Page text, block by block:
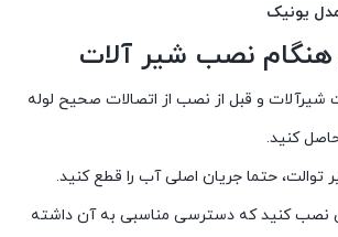
یونیک
نصب شیر آلات
شیرآلات و قبل از نصب از اتصالات صحیح لوله
کنید.
توالت، حتما جریان اصلی آب را قطع کنید.
نصب کنید که دسترسی مناسبی به آن داشته